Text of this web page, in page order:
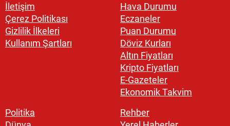
İletişim
Çerez Politikası
Gizlilik İlkeleri
Kullanım Şartları
Hava Durumu
Eczaneler
Puan Durumu
Döviz Kurları
Altın Fiyatları
Kripto Fiyatları
E-Gazeteler
Ekonomik Takvim
Politika
Rehber